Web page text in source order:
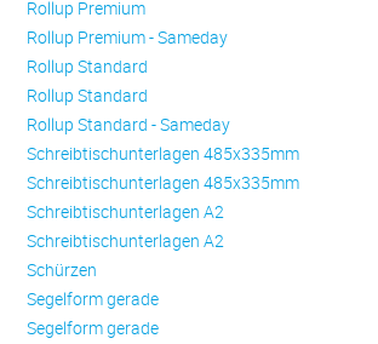
Rollup Premium
Rollup Premium - Sameday
Rollup Standard
Rollup Standard
Rollup Standard - Sameday
Schreibtischunterlagen 485x335mm
Schreibtischunterlagen 485x335mm
Schreibtischunterlagen A2
Schreibtischunterlagen A2
Schürzen
Se­gel­form ge­ra­de
Se­gel­form ge­ra­de